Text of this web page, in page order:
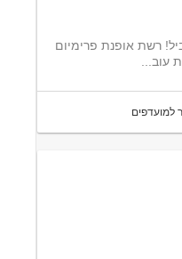
רשת אופנת פרימיום
עוב...
למועדפים